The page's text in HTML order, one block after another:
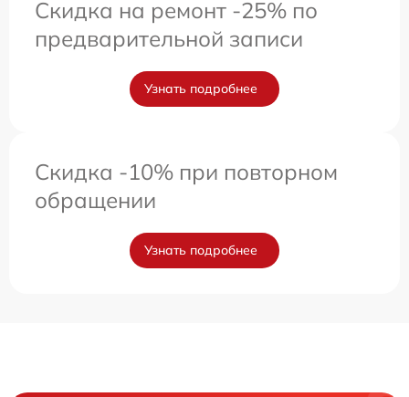
Скидка на ремонт -25% по
предварительной записи
Узнать подробнее
Скидка -10% при повторном
обращении
Узнать подробнее